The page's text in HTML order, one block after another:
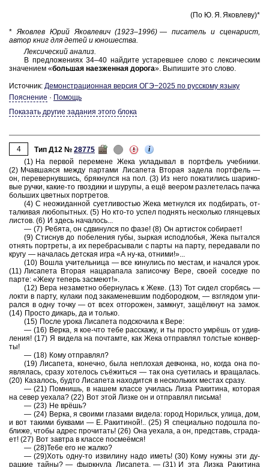
(По Ю. Я. Яко­вле­ву)*
* Яко­влев Юрий Яко­вле­вич (1923–1996) — пи­са­тель и сце­на­рист,
автор книг для детей и юно­ше­ства.
Лек­си­че­ский ана­лиз.
В пред­ло­же­ни­ях 34–40 най­ди­те уста­рев­шее слово с лек­си­че­ским
зна­че­ни­ем «боль­шая на­ез­жен­ная до­ро­га». Вы­пи­ши­те это слово.
Источник: Де­мон­стра­ци­он­ная вер­сия ОГЭ−2025 по рус­ско­му языку
Пояснение · Помощь
Показать другие задания этого блока
4 Тип Д12 № 28775
i
(1) На пер­вой пе­ре­ме­не Жека укла­ды­вал в порт­фель учеб­ни­ки.
(2) Мчав­ша­я­ся между пар­та­ми Ли­са­пе­та Вто­рая за­де­ла порт­фель —
он, пе­ре­вер­нув­шись, бряк­нул­ся на пол. (3) Из него по­ка­ти­лись ша­ри­ко­
вые ручки, какие-то гвоз­ди­ки и шу­ру­пы, а ещё ве­е­ром раз­ле­те­лась пачка
боль­ших цвет­ных порт­ре­тов.
(4) С не­ожи­дан­ной су­ет­ли­во­стью Жека мет­нул­ся их под­би­рать, от­
тал­ки­вая лю­бо­пыт­ных. (5) Но кто-⁠то успел под­нять не­сколь­ко глян­це­вых
ли­стов. (6) И здесь на­ча­лось...
— (7) Ре­бя­та, он сдви­нул­ся по фазе! (8) Он ар­ти­сток со­би­ра­ет!
(9) Стис­нув до по­бе­ле­ния губы, зыр­кая ис­под­ло­бья, Жека пы­тал­ся
от­нять порт­ре­ты, а их пе­ре­бра­сы­ва­ли с парты на парту, пе­ре­да­ва­ли по
кругу — на­ча­лась дет­ская игра «А ну-⁠ка, от­ни­ми!»...
(10) Вошла учи­тель­ни­ца — все ки­ну­лись по ме­стам, и на­чал­ся урок.
(11) Ли­са­пе­та Вто­рая на­ца­ра­па­ла за­пи­соч­ку Вере, своей со­сед­ке по
парте: «Жеку те­перь за­сме­ют!».
(12) Вера не­за­мет­но обер­ну­лась к Жеке. (13) Тот сидел сгор­бясь —
локти в парту, ку­ла­ки под за­ка­ме­нев­шим под­бо­род­ком, — взгля­дом упи­
рал­ся в одну точку — от всех от­го­ро­жен, за­мкнут, защёлкнут на замок.
(14) Про­сто ди­карь, да и толь­ко.
(15) После урока Ли­са­пе­та под­ско­чи­ла к Вере:
— (16) Верка, я кое-⁠что тебе рас­ска­жу, и ты про­сто умрёшь от удив­
ле­ния! (17) Я ви­де­ла на поч­там­те, как Жека от­прав­лял тол­стые кон­вер­
ты!
— (18) Кому от­прав­лял?
(19) Ли­са­пе­та, ко­неч­но, была не­пло­хая дев­чон­ка, но, когда она по­
яв­ля­лась, сразу хо­те­лось съёжить­ся — так она су­е­ти­лась и вра­ща­лась.
(20) Ка­за­лось, будто Ли­са­пе­та на­хо­дит­ся в не­сколь­ких ме­стах сразу.
— (21) Пом­нишь, в нашем клас­се учи­лась Лиза Ра­ки­ти­на, ко­то­рая
на север уеха­ла? (22) Вот этой Лизке он и от­прав­лял пись­ма!
— (23) Не врёшь?
— (24) Верка, я сво­и­ми гла­за­ми ви­де­ла: город Но­рильск, улица, дом,
и вот та­ки­ми бук­ва­ми — Е. Ра­ки­ти­ной!.. (25) Я спе­ци­аль­но по­до­шла по­
бли­же, чтобы адрес про­чи­тать! (26) Она уеха­ла, а он, пред­ставь, стра­да­
ет! (27) Вот зав­тра в клас­се посмеёмся!
— (28)Тебе его не жалко?
— (29)Хоть одну-⁠то из­ви­ли­ну надо иметь! (30) Кому нужны эти ду­
рац­кие тайны? — фырк­ну­ла Ли­са­пе­та. — (31) И эта Лизка Ра­ки­ти­на